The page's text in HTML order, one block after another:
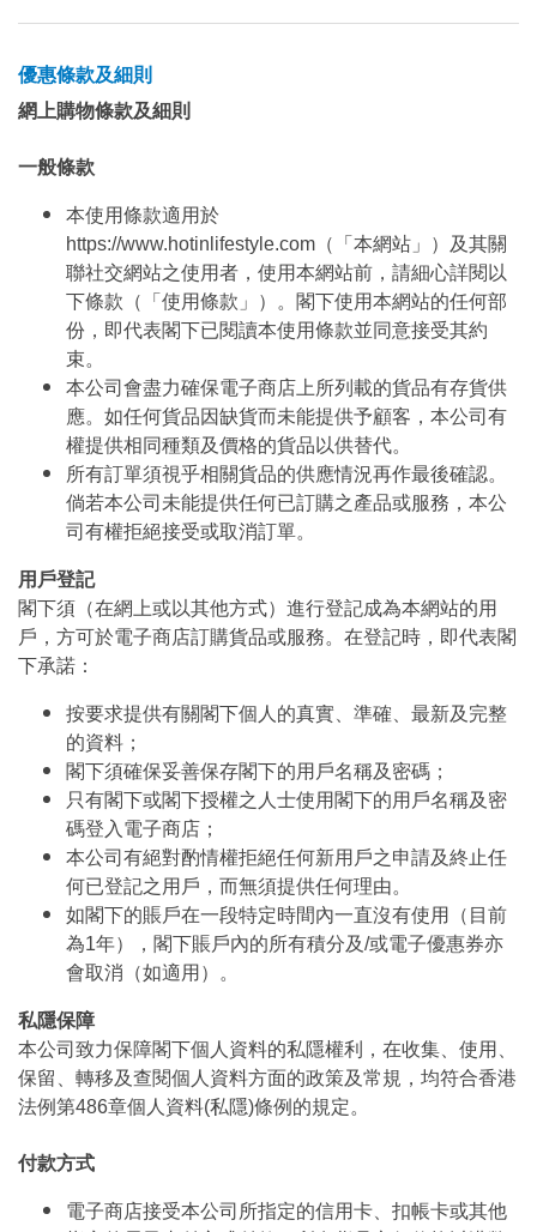
優惠條款及細則
網上購物條款及細則
一般條款
本使用條款適用於
https://www.hotinlifestyle.com（「本網站」）及其關
聯社交網站之使用者，使用本網站前，請細心詳閱以
下條款（「使用條款」）。閣下使用本網站的任何部
份，即代表閣下已閱讀本使用條款並同意接受其約
束。
本公司會盡力確保電子商店上所列載的貨品有存貨供
應。如任何貨品因缺貨而未能提供予顧客，本公司有
權提供相同種類及價格的貨品以供替代。
所有訂單須視乎相關貨品的供應情況再作最後確認。
倘若本公司未能提供任何已訂購之產品或服務，本公
司有權拒絕接受或取消訂單。
用戶登記
閣下須（在網上或以其他方式）進行登記成為本網站的用
戶，方可於電子商店訂購貨品或服務。在登記時，即代表閣
下承諾：
按要求提供有關閣下個人的真實、準確、最新及完整
的資料；
閣下須確保妥善保存閣下的用戶名稱及密碼；
只有閣下或閣下授權之人士使用閣下的用戶名稱及密
碼登入電子商店；
本公司有絕對酌情權拒絕任何新用戶之申請及終止任
何已登記之用戶，而無須提供任何理由。
如閣下的賬戶在一段特定時間內一直沒有使用（目前
為1年），閣下賬戶內的所有積分及/或電子優惠券亦
會取消（如適用）。
私隱保障
本公司致力保障閣下個人資料的私隱權利，在收集、使用、
保留、轉移及查閱個人資料方面的政策及常規，均符合香港
法例第486章個人資料(私隱)條例的規定。
付款方式
電子商店接受本公司所指定的信用卡、扣帳卡或其他